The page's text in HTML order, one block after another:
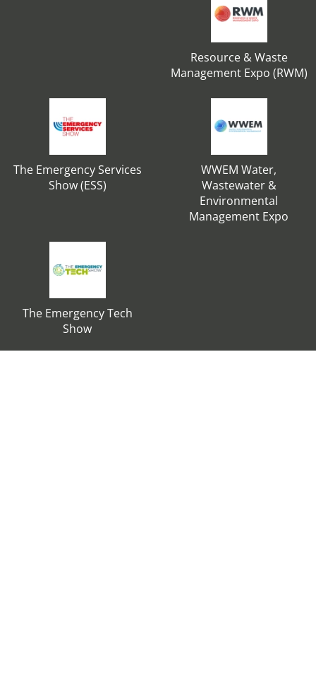
Resource & Waste
Management Expo (RWM)
The Emergency Services
Show (ESS)
WWEM Water,
Wastewater &
Environmental
Management Expo
The Emergency Tech
Show